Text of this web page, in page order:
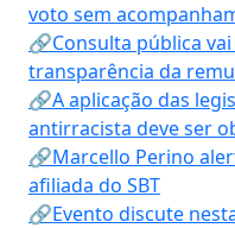
voto sem
🔗Consulta pública
transparência da
🔗A aplicação das
antirracista deve ser
🔗Marcello Perino
afiliada do SBT
🔗Evento discute